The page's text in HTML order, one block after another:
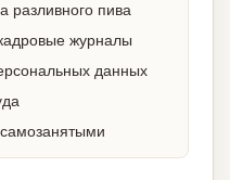
разливного пива
журналы
данных